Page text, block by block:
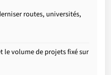
routes, universités,
le volume de projets fixé sur